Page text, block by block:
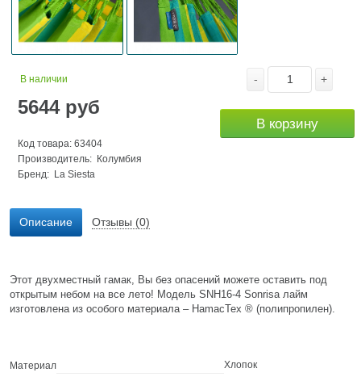
В наличии
5644руб
Код товара: 63404
Производитель: Колумбия
Бренд: La Siesta
- +
В корзину
Описание Отзывы (0)
Этот двухместный гамак, Вы без опасений можете оставить под
открытым небом на все лето! Модель SNH16-4 Sonrisa лайм
изготовлена из особого материала – HamacTex ® (полипропилен).
Материал Хлопок